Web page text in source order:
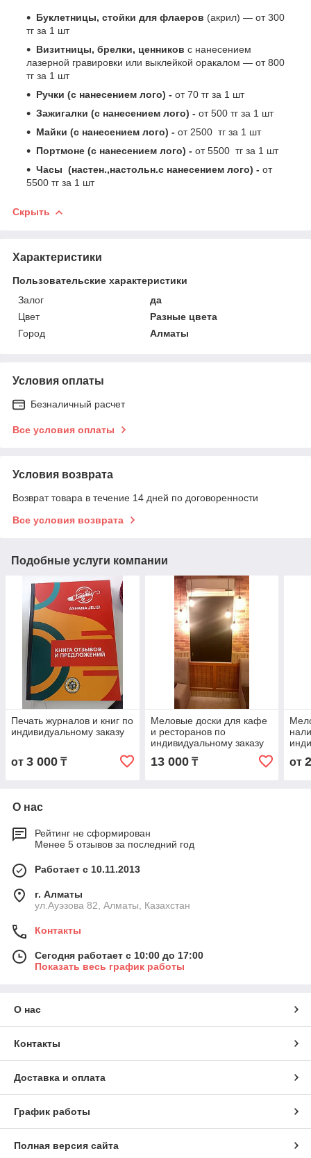
Буклетницы, стойки для флаеров (акрил) ― от 300
тг за 1 шт
Визитницы, брелки, ценников с нанесением
лазерной гравировки или выклейкой оракалом ― от 800
тг за 1 шт
Ручки (с нанесением лого) - от 70 тг за 1 шт
Зажигалки (с нанесением лого) - от 500 тг за 1 шт
Майки (с нанесением лого) - от 2500 тг за 1 шт
Портмоне (с нанесением лого) - от 5500 тг за 1 шт
Часы (настен.,настольн.с нанесением лого) - от
5500 тг за 1 шт
Скрыть
Характеристики
Пользовательские характеристики
Залог
да
Цвет
Разные цвета
Город
Алматы
Условия оплаты
Безналичный расчет
Все условия оплаты
Условия возврата
Возврат товара в течение 14 дней по договоренности
Все условия возврата
Подобные услуги компании
Печать журналов и книг по
индивидуальному заказу
от 3 000 ₸
Меловые доски для кафе
и ресторанов по
индивидуальному заказу
13 000₸ от
О нас
Рейтинг не сформирован
Менее 5 отзывов за последний год
Работает с 10.11.2013
г. Алматы
ул.Ауэзова 82, Алматы, Казахстан
Контакты
Сегодня работает с 10:00 до 17:00
Показать весь график работы
О нас
Контакты
Доставка и оплата
График работы
Полная версия сайта